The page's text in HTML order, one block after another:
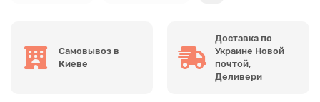
Самовывоз в
Киеве
Доставка по
Украине Новой
почтой,
Деливери